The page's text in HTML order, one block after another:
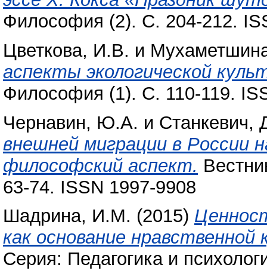
Философия (2). С. 204-212.
Цветкова, И.В. и
аспекты экологической
Философия (1). С. 110-119.
Чернавин, Ю.А. и Станкевич,
внешней миграции в России
философский аспект.
63-74. ISSN 1997-9908
Шадрина, И.М. (2015)
как основание
Серия: Педагогика и